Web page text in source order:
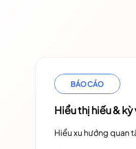
BÁO CÁO
Hiểu thị hiếu &
Hiểu xu hướng quan